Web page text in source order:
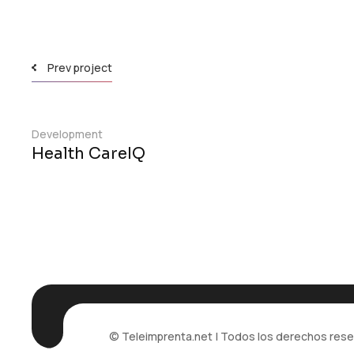
Prev project
Development
Health CareIQ
© Teleimprenta.net | Todos los derechos